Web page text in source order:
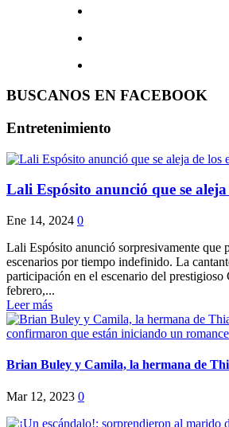
BUSCANOS EN FACEBOOK
Entretenimiento
Lali Espósito anunció que se aleja
Ene 14, 2024 0
Lali Espósito anunció sorpresivamente que
escenarios por tiempo indefinido. La
participación en el escenario del prestigioso
febrero,...
Leer más
Brian Buley y Camila, la hermana de
Mar 12, 2023 0